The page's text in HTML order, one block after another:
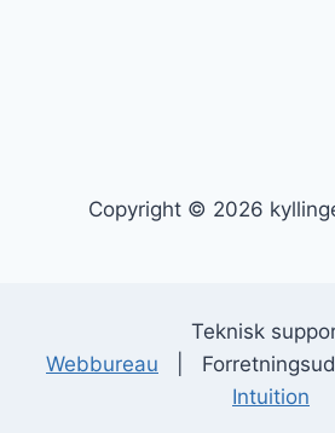
Copyright © 2026
Teknisk
Webbureau |
Intuition